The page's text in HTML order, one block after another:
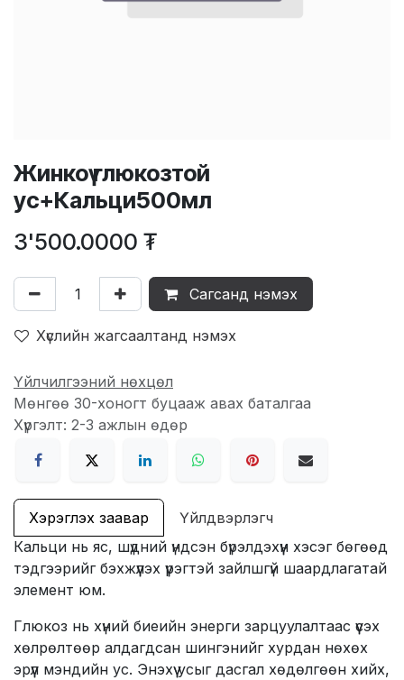
Жинкоү глюкозтой
ус+Кальци500мл
3'500.0000 ₮
Сагсанд нэмэх
Хүслийн жагсаалтанд нэмэх
Үйлчилгээний нөхцөл
Мөнгөө 30-хоногт буцааж авах баталгаа
Хүргэлт: 2-3 ажлын өдөр
Хэрэглэх заавар
Үйлдвэрлэгч
Кальци нь яс, шүдний үндсэн бүрэлдэхүүн хэсэг бөгөөд
тэдгээрийг бэхжүүлэх үүрэгтэй зайлшгүй шаардлагатай
элемент юм.
Глюкоз нь хүний биеийн энерги зарцуулалтаас үүсэх
хөлрөлтөөр алдагдсан шингэнийг хурдан нөхөх
эрүүл мэндийн ус. Энэхүү усыг дасгал хөдөлгөөн хийх,